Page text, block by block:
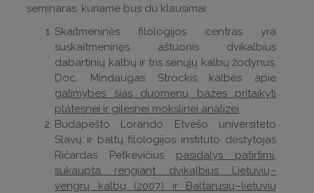
seminaras, kuriame bus du klausimai.
Skaitmeninės filologijos centras yra
suskaitmeninęs aštuonis dvikalbius
dabartinių kalbų ir tris senųjų kalbų žodynus.
Doc. Mindaugas Strockis kalbės apie
galimybes šias duomenų bazes pritaikyti
platesnei ir gilesnei mokslinei analizei
Budapešto Lorando Etvešo universiteto
Slavų ir baltų filologijos instituto dėstytojas
Ričardas Petkevičius pasidalys patirtimi,
sukaupta rengiant dvikalbius Lietuvių–
vengrų kalbų (2007) ir Baltarusių–lietuvių